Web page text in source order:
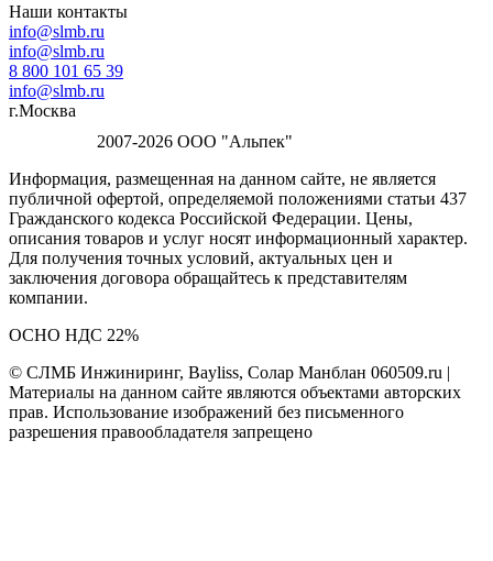
Наши контакты
info@slmb.ru
info@slmb.ru
8 800 101 65 39
info@slmb.ru
г.Москва
2007-2026 ООО "Альпек"
Информация, размещенная на данном сайте, не является
публичной офертой, определяемой положениями статьи 437
Гражданского кодекса Российской Федерации. Цены,
описания товаров и услуг носят информационный характер.
Для получения точных условий, актуальных цен и
заключения договора обращайтесь к представителям
компании.
ОСНО НДС 22%
© СЛМБ Инжиниринг, Bayliss, Солар Манблан 060509.ru |
Материалы на данном сайте являются объектами авторских
прав. Использование изображений без письменного
разрешения правообладателя запрещено